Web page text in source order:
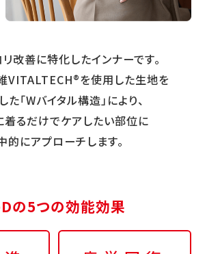
改善に特化したインナーです。
VITALTECH®を使用した生地を
た「Wバイタル構造」により、
着るだけでケアしたい部位に
的にアプローチします。
の5つの効能効果